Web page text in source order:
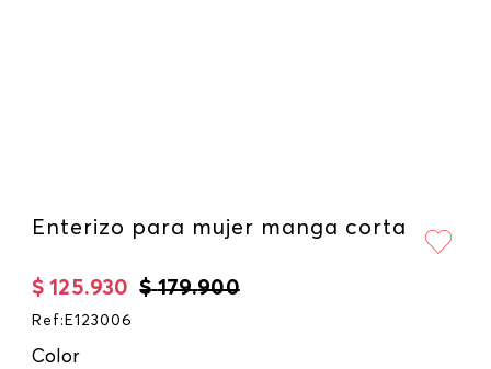
Enterizo para mujer manga corta
$ 179.900
$ 125.930
Ref : E123006
Color